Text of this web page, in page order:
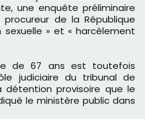
une enquête préliminaire
de la République
sexuelle » et « harcèlement
de 67 ans est toutefois
judiciaire du tribunal de
détention provisoire que le
le ministère public dans